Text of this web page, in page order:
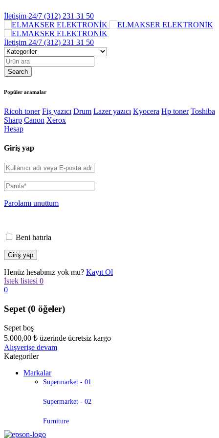
İletişim 24/7 (312) 231 31 50
İletişim 24/7 (312) 231 31 50
Popüler aramalar
Ricoh toner Fiş yazıcı Drum Lazer yazıcı Kyocera Hp toner Toshiba
Sharp Canon Xerox
Hesap
Giriş yap
Parolamı unuttum
Beni hatırla
Henüz hesabınız yok mu? Kayıt Ol
İstek listesi 0
0
Sepet (0 öğeler)
Sepet boş
5.000,00 ₺ üzerinde ücretsiz kargo
Alışverişe devam
Kategoriler
Markalar
Supermarket - 01
Supermarket - 02
Furniture